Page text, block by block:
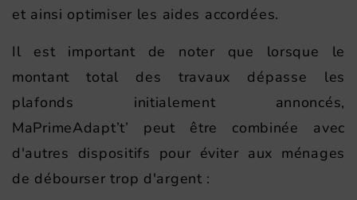
et ainsi optimiser les aides accordées.
Il est important de noter que lorsque le
montant total des travaux dépasse les
plafonds initialement annoncés,
MaPrimeAdapt’t’ peut être combinée avec
d'autres dispositifs pour éviter aux ménages
de débourser trop d'argent :